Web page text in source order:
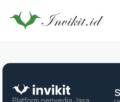
Platform penyedia Jasa